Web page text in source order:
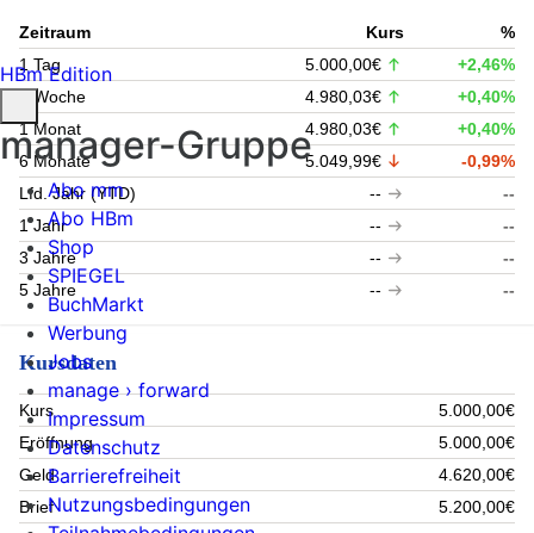
Zeitraum Kurs
%
1 Tag
5.000,00€
+2,46%
1 Woche
4.980,03€
+0,40%
1 Monat
4.980,03€
+0,40%
6 Monate
5.049,99€
-0,99%
Lfd. Jahr (YTD)
--
--
1 Jahr
--
--
3 Jahre
--
--
5 Jahre
-- --
Kursdaten
Kurs
5.000,00€
Eröffnung
5.000,00€
Geld
4.620,00€
Brief
5.200,00€
HBm Edition
manager-Gruppe
Abo mm
Abo HBm
Shop
SPIEGEL
BuchMarkt
Werbung
Jobs
manage › forward
Impressum
Datenschutz
Barrierefreiheit
Nutzungsbedingungen